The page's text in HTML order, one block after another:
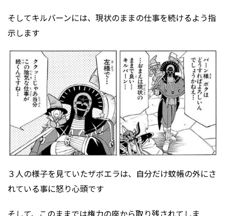
そしてキルバーンには、現状のままの仕事を続けるよう指
示します
３人の様子を見ていたザボエラは、自分だけ蚊帳の外にさ
れている事に怒り心頭です
そして、このままでは権力の座から取り残されてしま